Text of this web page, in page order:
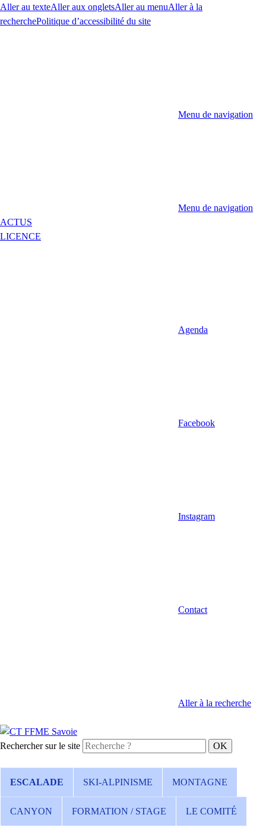
Aller au texteAller aux ongletsAller au menuAller à la
recherchePolitique d’accessibilité du site
Menu de navigation
Menu de navigation
ACTUS
LICENCE
Agenda
Facebook
Instagram
Contact
Aller à la recherche
Rechercher sur le site
ESCALADE SKI-ALPINISME MONTAGNE
CANYON FORMATION / STAGE LE COMITÉ